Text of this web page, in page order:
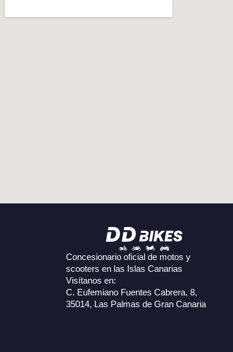
Concesionario oficial de motos y
scooters en las Islas Canarias
Visítanos en:
C. Eufemiano Fuentes Cabrera, 8,
35014, Las Palmas de Gran Canaria